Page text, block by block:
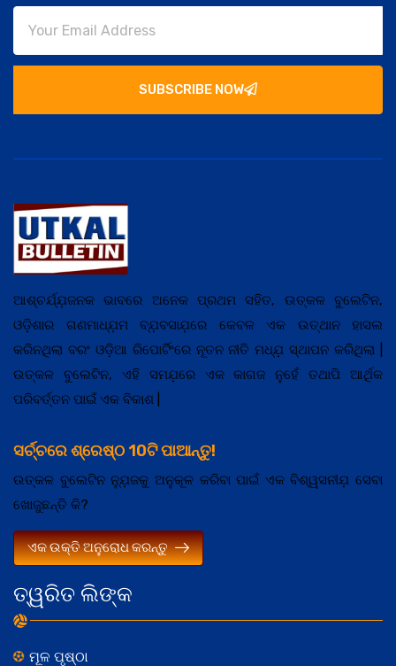
SUBSCRIBE NOW
ତ୍ୱରିତ ଲିଙ୍କ
ମୂଳ ପୃଷ୍ଠା
ଆଶ୍ଚର୍ଯ୍ଯ଼ଜନକ ଭାବରେ ଅନେକ ପ୍ରଥମ ସହିତ, ଉତ୍କଳ ବୁଲେଟିନ,
ଓଡ଼ିଶାର ଗଣମାଧ୍ଯ଼ମ ବ୍ଯ଼ବସାଯ଼ରେ କେବଳ ଏକ ଉତ୍ଥାନ ହାସଲ
କରିନଥିଲା ବରଂ ଓଡ଼ିଆ ରିପୋର୍ଟିଂରେ ନୂତନ ନୀତି ମଧ୍ଯ଼ ସ୍ଥାପନ କରିଥିଲା |
ଉତ୍କଳ ବୁଲେଟିନ, ଏହି ସମଯ଼ରେ ଏକ କାଗଜ ନୁହେଁ ତଥାପି ଆର୍ଥିକ
ପରିବର୍ତ୍ତନ ପାଇଁ ଏକ ବିକାଶ |
ସର୍ଚ୍ଚରେ ଶ୍ରେଷ୍ଠ 10ଟି ପାଆନ୍ତୁ!
ଉତ୍କଳ ବୁଲେଟିନ ନ୍ଯ଼ୁଜକୁ ଅନୁକୂଳ କରିବା ପାଇଁ ଏକ ବିଶ୍ୱସନୀଯ଼ ସେବା
ଖୋଜୁଛନ୍ତି କି?
ଏକ ଉକ୍ତି ଅନୁରୋଧ କରନ୍ତୁ